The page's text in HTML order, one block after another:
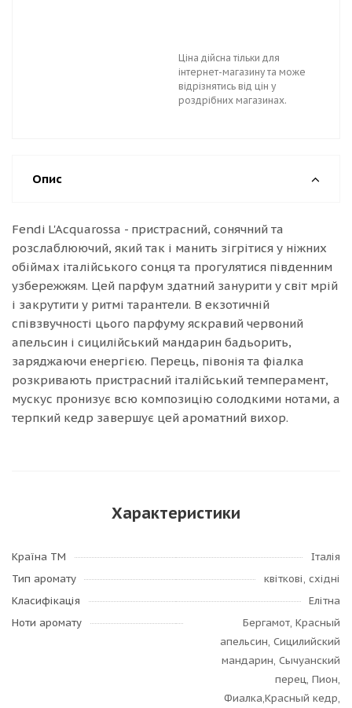
Ціна дійсна тільки для
інтернет-магазину та може
відрізнятись від цін у
роздрібних магазинах.
Опис
Fendi L'Acquarossa - пристрасний, сонячний та
розслаблюючий, який так і манить зігрітися у ніжних
обіймах італійського сонця та прогулятися південним
узбережжям. Цей парфум здатний занурити у світ мрій
і закрутити у ритмі тарантели. В екзотичній
співзвучності цього парфуму яскравий червоний
апельсин і сицилійський мандарин бадьорить,
заряджаючи енергією. Перець, півонія та фіалка
розкривають пристрасний італійський темперамент,
мускус пронизує всю композицію солодкими нотами, а
терпкий кедр завершує цей ароматний вихор.
Характеристики
Країна ТМ
Італія
Тип аромату
квіткові, східні
Класифікація
Елітна
Ноти аромату
Бергамот, Красный
апельсин, Сицилийский
мандарин, Сычуанский
перец, Пион,
Фиалка,Красный кедр,